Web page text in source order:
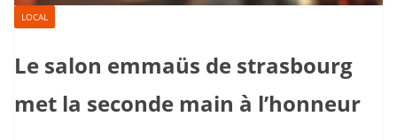
LOCAL
Le salon emmaüs de strasbourg
met la seconde main à l’honneur